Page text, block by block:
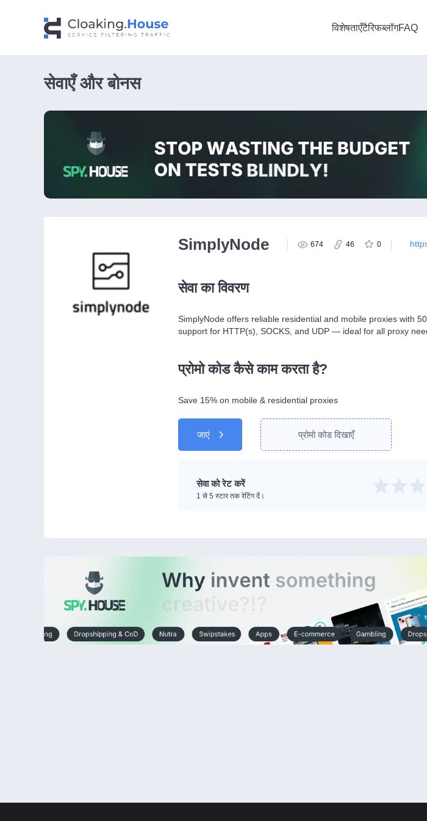
विशेषताएँटैरिफब्लॉगFAQ
सेवाएँ और बोनस
SimplyNode 674 46 0
सेवा का विवरण
SimplyNode offers reliable residential and mobile proxies with
support for HTTP(s), SOCKS, and UDP — ideal for all proxy
प्रोमो कोड कैसे काम करता है?
Save 15% on mobile & residential proxies
जाएं प्रोमो कोड दिखाएँ
सेवा को रेट करें
1 से 5 स्टार तक रेटिंग दें।